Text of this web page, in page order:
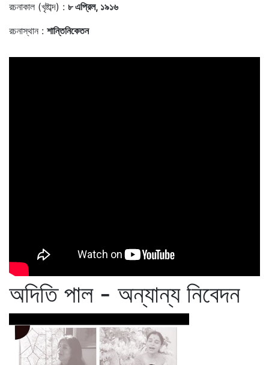
রচনাকাল (খৃষ্টাব্দ) : ৮ এপ্রিল, ১৯১৬
রচনাস্থান : শান্তিনিকেতন
অদিতি পাল - অন্যান্য নিবেদন